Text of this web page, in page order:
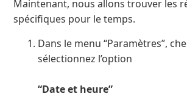
Maintenant, nous allons trouver les
spécifiques pour le temps.
Dans le menu “Paramètres”,
sélectionnez l’option
“Date et heure”